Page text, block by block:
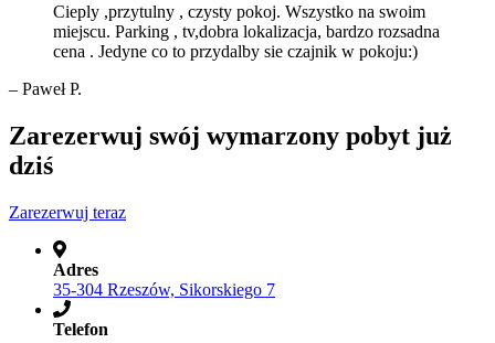
Cieply ,przytulny , czysty pokoj. Wszystko na swoim
miejscu. Parking , tv,dobra lokalizacja, bardzo rozsadna
cena . Jedyne co to przydalby sie czajnik w pokoju:)
– Paweł P.
Zarezerwuj swój wymarzony pobyt już
dziś
Zarezerwuj teraz
Adres
35-304 Rzeszów, Sikorskiego 7
Telefon